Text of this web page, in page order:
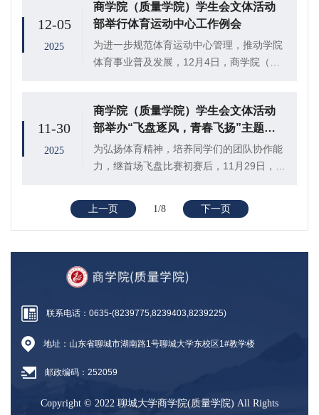
学院“飞盘逐风”系列活动的第二篇章，面向
学...
12-05
2025
商学院（质量学院）学生会文体活动
部举行体育运动中心工作例会
为进一步规范体育运动中心管理，推动学院
体育事业普及发展，12月4日，商学院（质
文体活动部部长刘家溢出席会议并作工作总
结，各...
11-30
2025
商学院（质量学院）学生会文体活动
部举办“飞盘逐风，青春飞扬”主题飞
盘比赛初赛（二）
为弘扬体育精神，培养同学们的团队协作能
力，继首场飞盘比赛初赛后，11月29日，商
区田径场举办第二场“飞盘逐风，青春飞
扬”主题飞盘比赛初赛，同学们踊跃报名参
加。
上一页 1/8 下一页
联系电话：0635-(8239775,8239403,8239225)
地址：山东省聊城市湖南路1号聊城大学东校区1#教学楼
邮政编码：252059
Copyright © 2022 聊城大学商学院(质量学院) All Rights